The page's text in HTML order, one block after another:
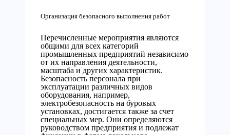
Организация безопасного выполнения работ
Перечисленные мероприятия являются
общими для всех категорий
промышленных предприятий независимо
от их направления деятельности,
масштаба и других характеристик.
Безопасность персонала при
эксплуатации различных видов
оборудования, например,
электробезопасность на буровых
установках, достигается также за счет
специальных мер. Они определяются
руководством предприятия и подлежат